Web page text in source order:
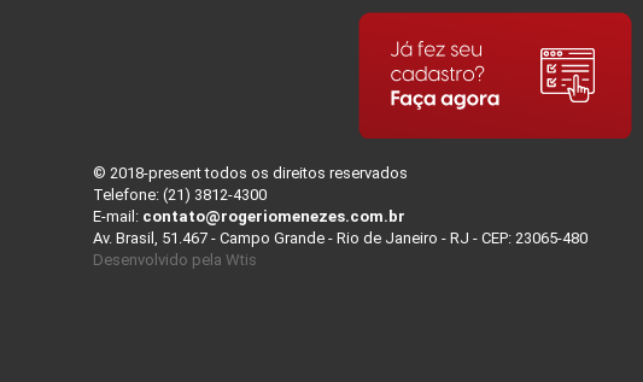
© 2018-present todos os direitos reservados
Telefone: (21) 3812-4300
E-mail: contato@rogeriomenezes.com.br
Av. Brasil, 51.467 - Campo Grande - Rio de Janeiro - RJ - CEP: 23065-480
Desenvolvido pela Wtis